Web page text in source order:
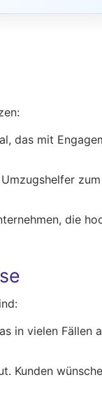
das mit
die
in vielen Fällen
Kunden